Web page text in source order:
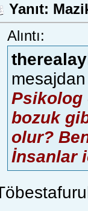
Yanıt:
Alıntı:
mesajdan
Psikolog
bozuk
olur?
İnsanlar